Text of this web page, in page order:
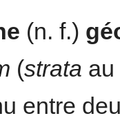
(n. f.)
(strata
entre